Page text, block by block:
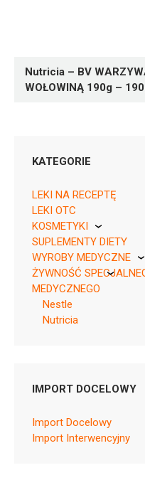
Nutricia – BV
WOŁOWINĄ 190g –
KATEGORIE
LEKI NA RECEPTĘ
LEKI OTC
KOSMETYKI
Pierre Fabre
SUPLEMENTY DIETY
WYROBY MEDYCZNE
KikGel
ŻYWNOŚĆ
MEDYCZNEGO
Nestle
Nutricia
IMPORT DOCELOWY
Import Docelowy
Import Interwencyjny